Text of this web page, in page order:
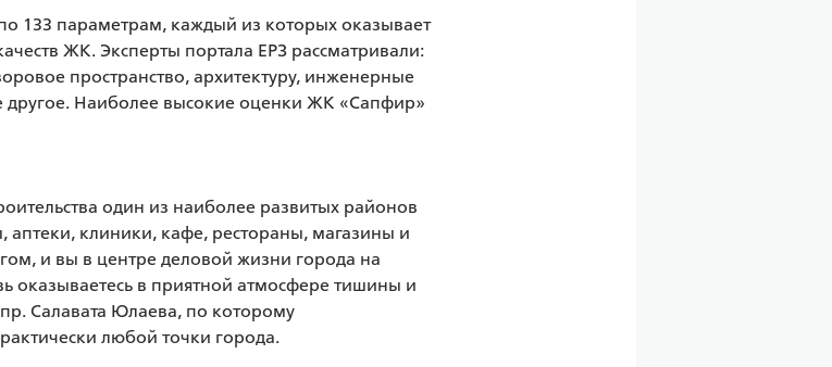
133 параметрам, каждый из которых оказывает
ЖК. Эксперты портала ЕРЗ рассматривали:
пространство, архитектуру, инженерные
другое. Наиболее высокие оценки ЖК «Сапфир»
один из наиболее развитых районов
аптеки, клиники, кафе, рестораны, магазины и
и вы в центре деловой жизни города на
оказываетесь в приятной атмосфере тишины и
Салавата Юлаева, по которому
любой точки города.